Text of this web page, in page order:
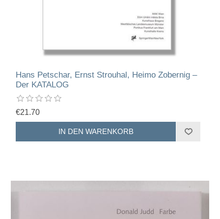
Hans Petschar, Ernst Strouhal, Heimo Zobernig –
Der KATALOG
€21.70